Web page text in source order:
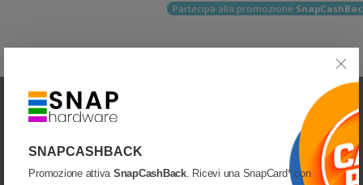
SNAPCASHBACK
Promozione attiva SnapCashBack. Ricevi una SnapCard* con
Partecipa alla promozione
UNA DIVISIONE DI